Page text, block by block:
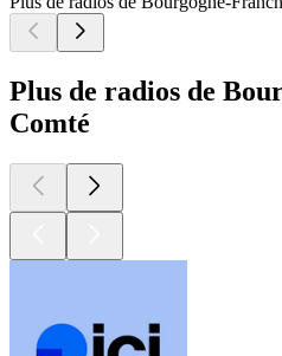
Plus de radios de
Comté